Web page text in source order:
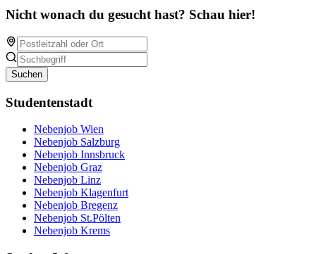
Nicht wonach du gesucht hast? Schau hier!
Suchen
Studentenstadt
Nebenjob Wien
Nebenjob Salzburg
Nebenjob Innsbruck
Nebenjob Graz
Nebenjob Linz
Nebenjob Klagenfurt
Nebenjob Bregenz
Nebenjob St.Pölten
Nebenjob Krems